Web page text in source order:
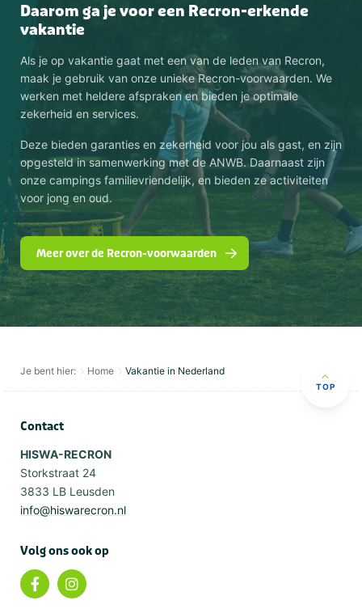
Daarom ga je voor een Recron-erkende
vakantie
Als je op vakantie gaat met een van de leden van Recron,
maak je gebruik van onze unieke Recron-voorwaarden. We
werken met heldere afspraken en bieden je optimale
zekerheid en services.
Deze bieden garanties en zekerheid voor jou als gast, en zijn
opgesteld in samenwerking met de ANWB. Daarnaast zijn
onze campings familievriendelijk, en bieden ze activiteiten
voor jong en oud.
Meer over de Recron-voorwaarden
Je bent hier: Home Vakantie in Nederland
TOP
Contact
HISWA-RECRON
Storkstraat 24
3833 LB Leusden
info@hiswarecron.nl
Volg ons ook op